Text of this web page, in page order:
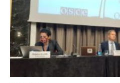
Новости
Кыргызстана